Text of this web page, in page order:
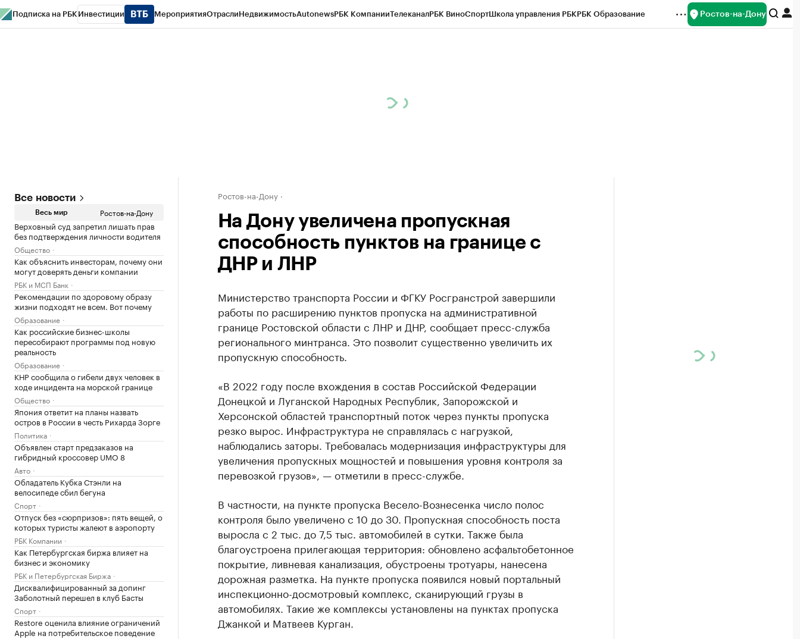
Подписка на РБК Инвестиции МероприятияОтраслиНедвижимостьAutonewsРБК КомпанииТелеканалРБК ВиноСпортШкола управления РБКРБК Образование Ростов-на-Дону
Все новости
Весь мир Ростов-на-Дону
Верховный суд запретил лишать прав
без подтверждения личности водителя
Общество
Как объяснить инвесторам, почему они
могут доверять деньги компании
РБК и МСП Банк
Рекомендации по здоровому образу
жизни подходят не всем. Вот почему
Образование
Как российские бизнес-школы
пересобирают программы под новую
реальность
Образование
КНР сообщила о гибели двух человек в
ходе инцидента на морской границе
Общество
Япония ответит на планы назвать
остров в России в честь Рихарда Зорге
Политика
Объявлен старт предзаказов на
гибридный кроссовер UMO 8
Авто
Обладатель Кубка Стэнли на
велосипеде сбил бегуна
Спорт
Отпуск без «сюрпризов»: пять вещей, о
которых туристы жалеют в аэропорту
РБК Компании
Как Петербургская биржа влияет на
бизнес и экономику
РБК и Петербургская Биржа
Дисквалифицированный за допинг
Заболотный перешел в клуб Басты
Спорт
Restore оценила влияние ограничений
Apple на потребительское поведение
Ростов-на-Дону
На Дону увеличена пропускная
способность пунктов на границе с
ДНР и ЛНР
Министерство транспорта России и ФГКУ Росгранстрой завершили
работы по расширению пунктов пропуска на административной
границе Ростовской области с ЛНР и ДНР, сообщает пресс-служба
регионального минтранса. Это позволит существенно увеличить их
пропускную способность.
«В 2022 году после вхождения в состав Российской Федерации
Донецкой и Луганской Народных Республик, Запорожской и
Херсонской областей транспортный поток через пункты пропуска
резко вырос. Инфраструктура не справлялась с нагрузкой,
наблюдались заторы. Требовалась модернизация инфраструктуры для
увеличения пропускных мощностей и повышения уровня контроля за
перевозкой грузов», — отметили в пресс-службе.
В частности, на пункте пропуска Весело-Вознесенка число полос
контроля было увеличено с 10 до 30. Пропускная способность поста
выросла с 2 тыс. до 7,5 тыс. автомобилей в сутки. Также была
благоустроена прилегающая территория: обновлено асфальтобетонное
покрытие, ливневая канализация, обустроены тротуары, нанесена
дорожная разметка. На пункте пропуска появился новый портальный
инспекционно-досмотровый комплекс, сканирующий грузы в
автомобилях. Такие же комплексы установлены на пунктах пропуска
Джанкой и Матвеев Курган.